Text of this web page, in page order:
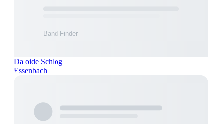
Da oide Schlog
Essenbach